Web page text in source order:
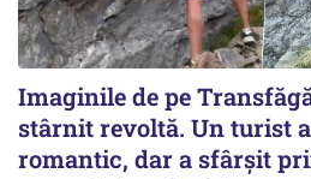
Imaginile de pe
stârnit revoltă. Un turist
romantic, dar a sfârșit